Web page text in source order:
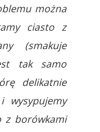
można
ciasto z
(smakuje
tak samo
delikatnie
wysypujemy
z borówkami